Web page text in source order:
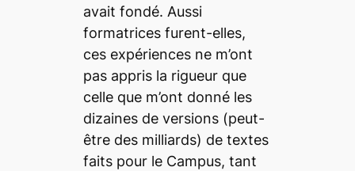
avait fondé. Aussi
formatrices furent-elles,
ces expériences ne m’ont
pas appris la rigueur que
celle que m’ont donné les
dizaines de versions (peut-
être des milliards) de textes
faits pour le Campus, tant